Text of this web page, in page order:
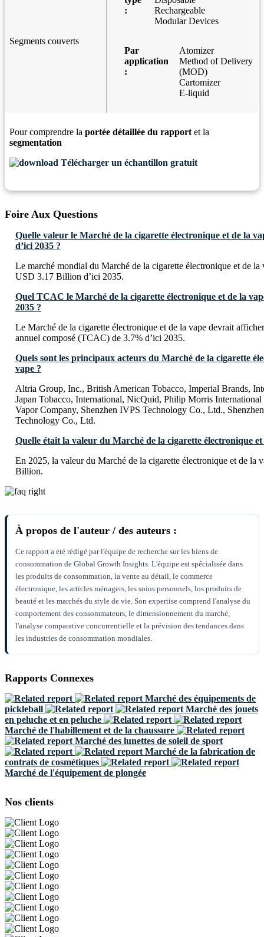
Segments couverts
:
Rechargeable
Modular Devices
Par
application
:
Atomizer
Method of Delivery
(MOD)
Cartomizer
E-liquid
Pour comprendre la portée détaillée du rapport et la
segmentation
Télécharger un échantillon gratuit
Foire Aux Questions
Quelle valeur le Marché de la cigarette électronique et de la
d’ici 2035 ?
Le marché mondial du Marché de la cigarette électronique et de la
USD 3.17 Billion d’ici 2035.
Quel TCAC le Marché de la cigarette électronique et de la
2035 ?
Le Marché de la cigarette électronique et de la vape devrait
annuel composé (TCAC) de 3.7% d’ici 2035.
Quels sont les principaux acteurs du Marché de la cigarette
vape ?
Altria Group, Inc., British American Tobacco, Imperial Brands,
Japan Tobacco, International, NicQuid, Philip Morris
Vapor Company, Shenzhen IVPS Technology Co., Ltd.,
Technology Co., Ltd.
Quelle était la valeur du Marché de la cigarette électronique et
En 2025, la valeur du Marché de la cigarette électronique et de la
Billion.
À propos de l'auteur / des auteurs :
Ce rapport a été rédigé par l'équipe de recherche sur les biens de
consommation de Global Growth Insights. L'équipe est spécialisée dans
les produits de consommation, la vente au détail, le commerce
électronique, les articles ménagers, les soins personnels, los produits de
beauté et les marchés du style de vie. Son expertise comprend l'analyse du
comportement des consommateurs, le dimensionnement du marché,
l'analyse comparative concurrentielle et la prévision des tendances dans
les industries de consommation mondiales.
Rapports Connexes
Marché des équipements de
pickleball
Marché des jouets
en peluche et en peluche
Marché de l'habillement et de la chaussure
Marché des lunettes de soleil de sport
Marché de la fabrication de
contrats de cosmétiques
Marché de l'équipement de plongée
Nos clients